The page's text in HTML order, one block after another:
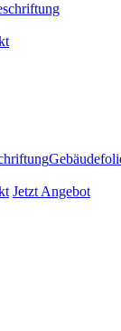
Jetzt Angebot